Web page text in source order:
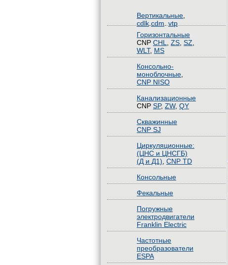
Вертикальные
cdlk cdm vtp
Горизонтальные
CNP CHL ZS SZ
WLT, MS
Консольно-
моноблочные
CNP NISO
Канализационные
CNP SP, ZW, QY
Скважинные
CNP SJ
Циркуляционные:
(ЦНС и ЦНСГБ)
(Д и Д1) CNP TD
Консольные
Фекальные
Погружные
электродвигатели
Franklin Electric
Частотные
преобразователи
ESPA